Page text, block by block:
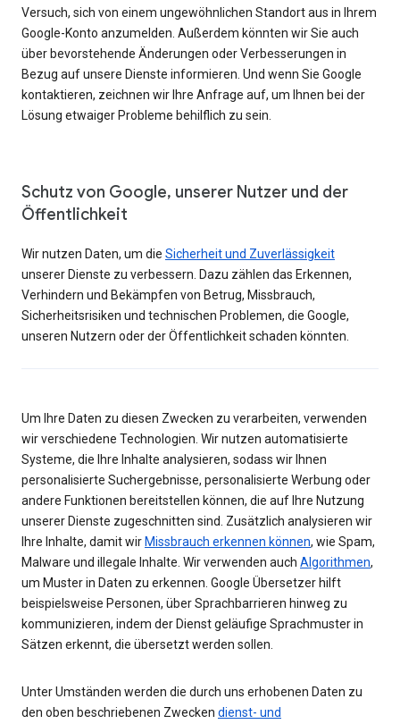
Versuch, sich von einem ungewöhnlichen Standort aus in Ihrem
Google-Konto anzumelden. Außerdem könnten wir Sie auch
über bevorstehende Änderungen oder Verbesserungen in
Bezug auf unsere Dienste informieren. Und wenn Sie Google
kontaktieren, zeichnen wir Ihre Anfrage auf, um Ihnen bei der
Lösung etwaiger Probleme behilflich zu sein.
Schutz von Google, unserer Nutzer und der
Öffentlichkeit
Wir nutzen Daten, um die Sicherheit und Zuverlässigkeit
unserer Dienste zu verbessern. Dazu zählen das Erkennen,
Verhindern und Bekämpfen von Betrug, Missbrauch,
Sicherheitsrisiken und technischen Problemen, die Google,
unseren Nutzern oder der Öffentlichkeit schaden könnten.
Um Ihre Daten zu diesen Zwecken zu verarbeiten, verwenden
wir verschiedene Technologien. Wir nutzen automatisierte
Systeme, die Ihre Inhalte analysieren, sodass wir Ihnen
personalisierte Suchergebnisse, personalisierte Werbung oder
andere Funktionen bereitstellen können, die auf Ihre Nutzung
unserer Dienste zugeschnitten sind. Zusätzlich analysieren wir
Ihre Inhalte, damit wir Missbrauch erkennen können, wie Spam,
Malware und illegale Inhalte. Wir verwenden auch Algorithmen,
um Muster in Daten zu erkennen. Google Übersetzer hilft
beispielsweise Personen, über Sprachbarrieren hinweg zu
kommunizieren, indem der Dienst geläufige Sprachmuster in
Sätzen erkennt, die übersetzt werden sollen.
Unter Umständen werden die durch uns erhobenen Daten zu
den oben beschriebenen Zwecken dienst- und